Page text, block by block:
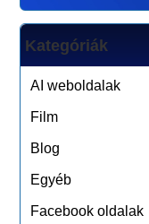
Kategóriák
AI weboldalak
Film
Blog
Egyéb
Facebook oldalak